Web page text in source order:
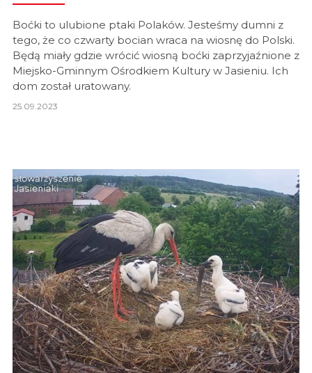
Boćki to ulubione ptaki Polaków. Jesteśmy dumni z
tego, że co czwarty bocian wraca na wiosnę do Polski.
Będą miały gdzie wrócić wiosną boćki zaprzyjaźnione z
Miejsko-Gminnym Ośrodkiem Kultury w Jasieniu. Ich
dom został uratowany.
25.09.2023